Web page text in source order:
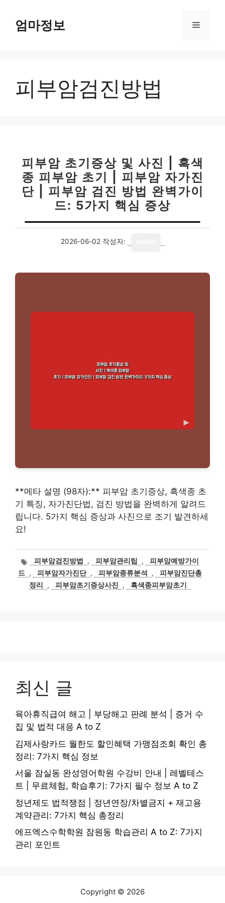
엄마정보 메
피부암검진방법
피부암 초기증상 및 사진 | 흑색
종 피부암 초기 | 피부암 자가진
단 | 피부암 검진 방법 완벽가이
드: 5가지 핵심 증상
2026-06-02 작성자:
**메타 설명 (98자):** 피부암 초기증상, 흑색종 초
기 특징, 자가진단법, 검진 방법을 완벽하게 알려드
립니다. 5가지 핵심 증상과 사진으로 조기 발견하세
요!
태피부암검진방법 , 피부암관리팁 ,
피부암예방가이
드 , 피부암자가진단 , 피부암종류분석 ,
피부암진단총
정리
, 피부암초기증상사진 , 흑색종피부암초기
최신 글
육아휴직급여 해고 | 부당해고 판례 분석 | 증거 수
집 및 법적 대응 A to Z
김제사랑카드 월한도 할인혜택 가맹점조회 확인 총
정리: 7가지 핵심 정보
서울 잠실동 완성영어학원 수강비 안내 | 레벨테스
트 | 무료체험, 학습후기: 7가지 필수 정보 A to Z
정년제도 법적쟁점 | 정년연장/차별금지 + 재고용
계약관리: 7가지 핵심 총정리
에프엑스수학학원 잠원동 학습관리 A to Z: 7가지
관리 포인트
Copyright © 2026